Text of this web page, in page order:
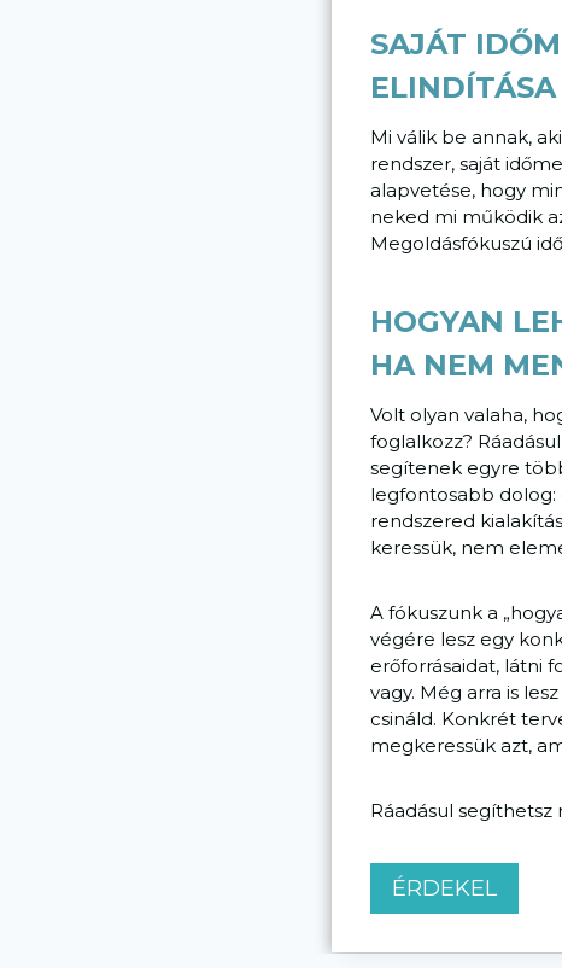
SAJÁT
ELINDÍTÁSA
Mi válik be annak,
rendszer, saját
alapvetése, hogy
neked mi működik
Megoldásfókuszú
HOGYAN
HA NEM
Volt olyan valaha,
foglalkozz?
segítenek egyre
legfontosabb dolog:
rendszered
keressük, nem
A fókuszunk a
végére lesz egy
erőforrásaidat, látni
vagy. Még arra is
csináld. Konkrét
megkeressük azt,
Ráadásul segíthetsz
ÉRDEKEL